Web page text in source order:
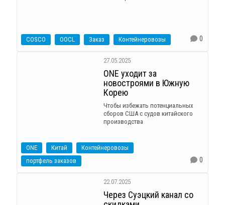
COSCO OOCL Заказ Контейнеровозы 0
27.05.2025
ONE уходит за
новостроями в Южную
Корею
Чтобы избежать потенциальных
сборов США с судов китайского
производства
ONE Китай
Контейнеровозы
портфель заказов
0
22.07.2025
Через Суэцкий канал со